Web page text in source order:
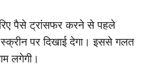
पैसे ट्रांसफर करने से पहले
पर दिखाई देगा। इससे गलत
लगेगी।